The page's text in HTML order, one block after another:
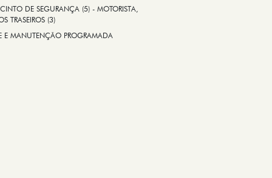
DE SEGURANÇA (5) - MOTORISTA,
TRASEIROS (3)
E MANUTENÇÃO PROGRAMADA